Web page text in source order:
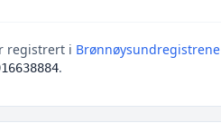
registrert i Brønnøysundregistrene
.